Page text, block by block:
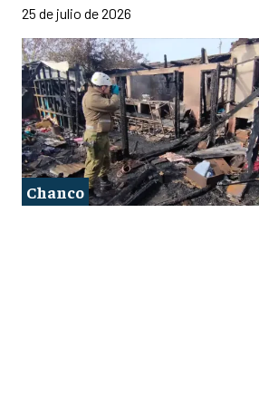
25 de julio de 2026
Chanco